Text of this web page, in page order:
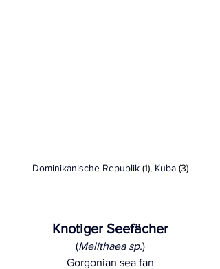
Dominikanische Republik (1), Kuba (3)
Knotiger Seefächer
(Melithaea sp.)
Gorgonian sea fan